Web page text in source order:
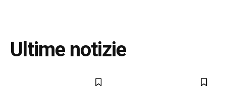
Ultime notizie